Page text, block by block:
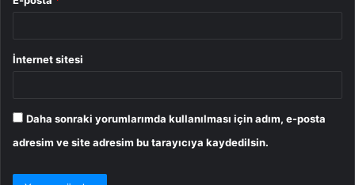
İnternet sitesi
Daha sonraki yorumlarımda kullanılması için adım, e-posta
adresim ve site adresim bu tarayıcıya kaydedilsin.